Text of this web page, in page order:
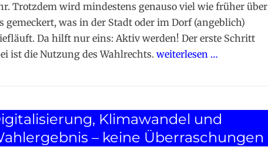
Trotzdem wird mindestens genauso viel wie früher über
gemeckert, was in der Stadt oder im Dorf (angeblich)
Da hilft nur eins: Aktiv werden! Der erste Schritt
ist die Nutzung des Wahlrechts. weiterlesen …
Klimawandel und
– keine Überraschungen